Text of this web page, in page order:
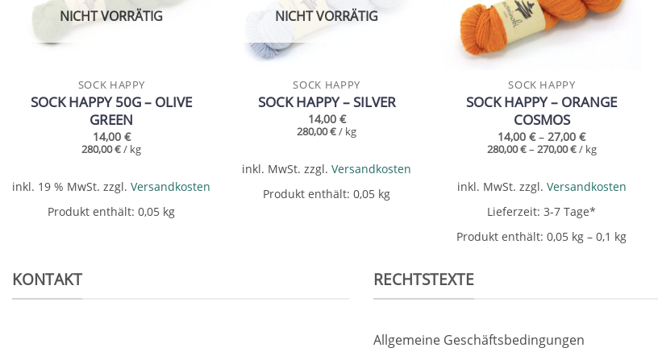
NICHT VORRÄTIG
SOCK HAPPY
SOCK HAPPY 50G – OLIVE
GREEN
14,00 €
280,00€/ kg
inkl. 19 % MwSt. zzgl.Versandkosten
Produkt enthält: 0,05 kg
NICHT VORRÄTIG
SOCK HAPPY
SOCK HAPPY – SILVER
14,00 €
280,00€/ kg
inkl. MwSt. zzgl.Versandkosten
Produkt enthält: 0,05 kg
SOCK HAPPY
SOCK HAPPY – ORANGE
COSMOS
14,00€–27,00€
280,00€– 270,00€/ kg
inkl. MwSt. zzgl. Versandkosten
Lieferzeit:3-7 Tage*
Produkt enthält: 0,05 kg – 0,1 kg
KONTAKT RECHTSTEXTE
Allgemeine Geschäftsbedingungen